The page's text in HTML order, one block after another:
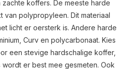
koffers. De meeste harde
van polypropyleen. Dit materiaal
licht er oersterk is. Andere harde
Curv en polycarbonaat. Kies
een stevige hardschalige koffer,
er best mee gesmeten. Ook